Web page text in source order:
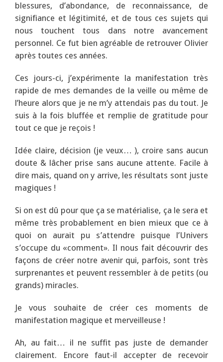
blessures, d’abondance, de reconnaissance, de
signifiance et légitimité, et de tous ces sujets qui
nous touchent tous dans notre avancement
personnel. Ce fut bien agréable de retrouver Olivier
après toutes ces années.
Ces jours-ci, j’expérimente la manifestation très
rapide de mes demandes de la veille ou même de
l’heure alors que je ne m’y attendais pas du tout. Je
suis à la fois bluffée et remplie de gratitude pour
tout ce que je reçois !
Idée claire, décision (je veux… ), croire sans aucun
doute & lâcher prise sans aucune attente. Facile à
dire mais, quand on y arrive, les résultats sont juste
magiques !
Si on est dû pour que ça se matérialise, ça le sera et
même très probablement en bien mieux que ce à
quoi on aurait pu s’attendre puisque l’Univers
s’occupe du «comment». Il nous fait découvrir des
façons de créer notre avenir qui, parfois, sont très
surprenantes et peuvent ressembler à de petits (ou
grands) miracles.
Je vous souhaite de créer ces moments de
manifestation magique et merveilleuse !
Ah, au fait… il ne suffit pas juste de demander
clairement. Encore faut-il accepter de recevoir